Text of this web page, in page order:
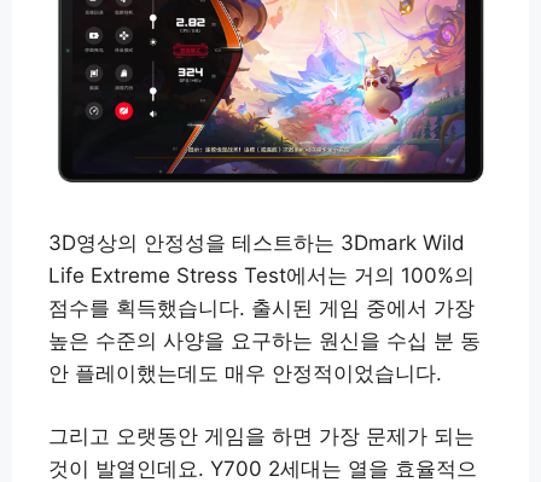
3D영상의 안정성을 테스트하는 3Dmark Wild
Life Extreme Stress Test에서는 거의 100%의
점수를 획득했습니다. 출시된 게임 중에서 가장
높은 수준의 사양을 요구하는 원신을 수십 분 동
안 플레이했는데도 매우 안정적이었습니다.
그리고 오랫동안 게임을 하면 가장 문제가 되는
것이 발열인데요. Y700 2세대는 열을 효율적으